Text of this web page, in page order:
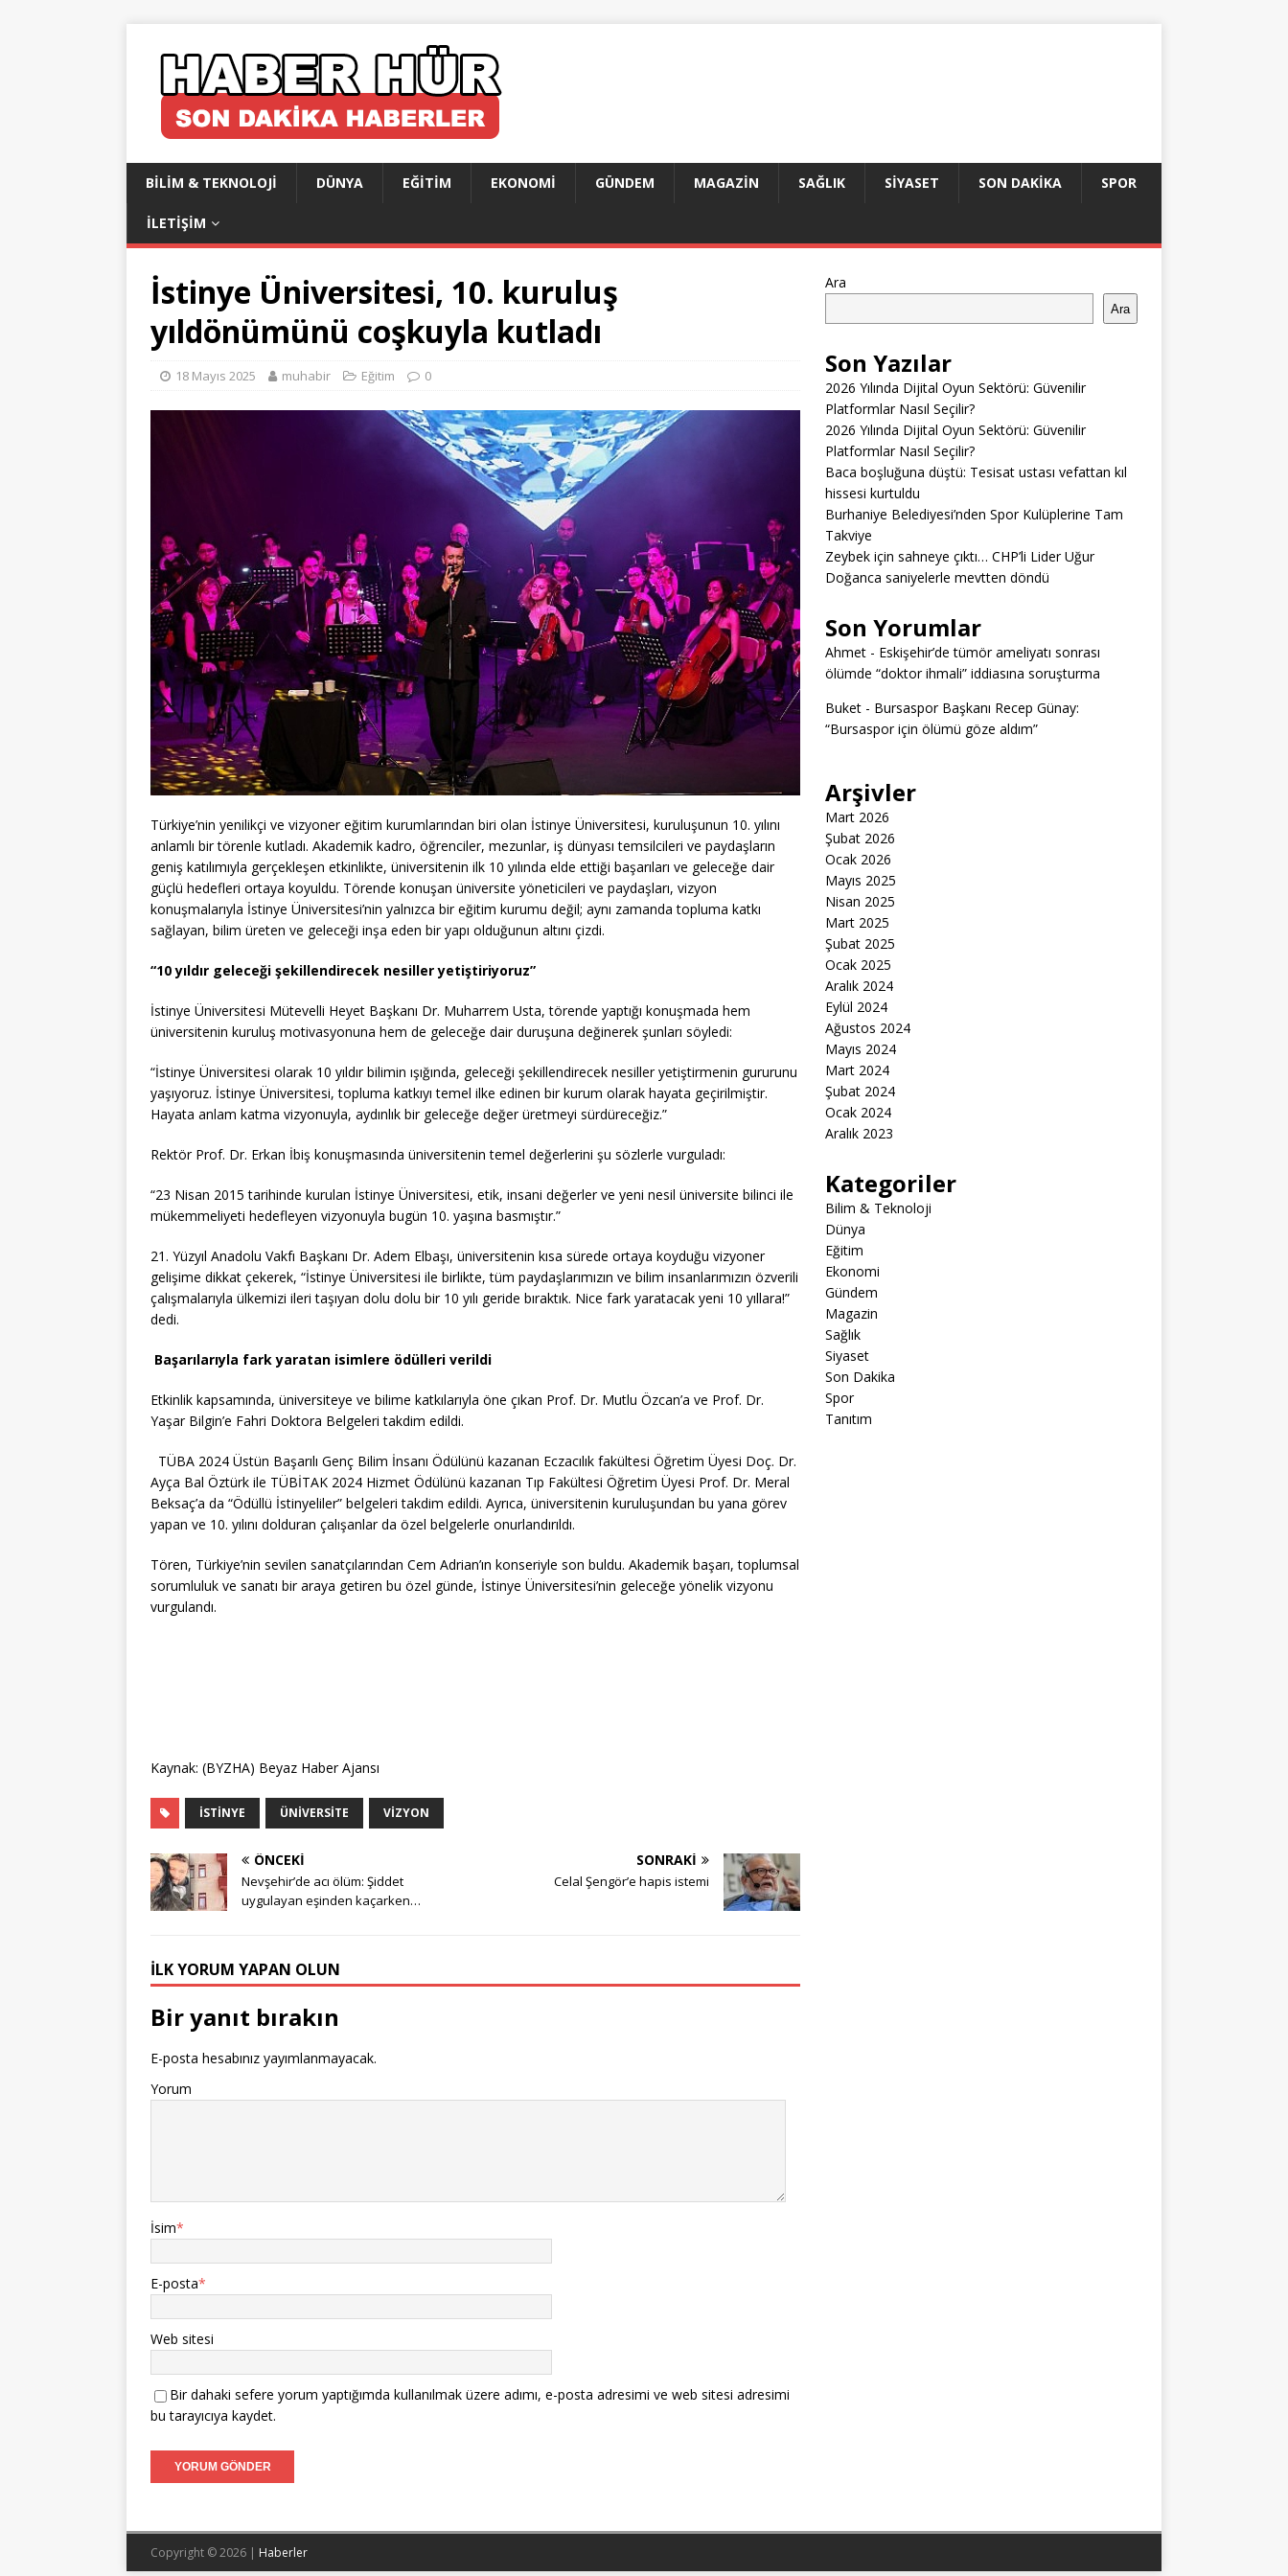
BILIM & TEKNOLOJI DÜNYA EĞITIM EKONOMI GÜNDEM MAGAZIN SAĞLIK SIYASET SON DAKIKA SPOR
İLETIŞIM
İstinye Üniversitesi, 10. kuruluş
yıldönümünü coşkuyla kutladı
18 Mayıs 2025 muhabir Eğitim 0
Türkiye’nin yenilikçi ve vizyoner eğitim kurumlarından biri olan İstinye Üniversitesi, kuruluşunun 10. yılını
anlamlı bir törenle kutladı. Akademik kadro, öğrenciler, mezunlar, iş dünyası temsilcileri ve paydaşların
geniş katılımıyla gerçekleşen etkinlikte, üniversitenin ilk 10 yılında elde ettiği başarıları ve geleceğe dair
güçlü hedefleri ortaya koyuldu. Törende konuşan üniversite yöneticileri ve paydaşları, vizyon
konuşmalarıyla İstinye Üniversitesi’nin yalnızca bir eğitim kurumu değil; aynı zamanda topluma katkı
sağlayan, bilim üreten ve geleceği inşa eden bir yapı olduğunun altını çizdi.
“10 yıldır geleceği şekillendirecek nesiller yetiştiriyoruz”
İstinye Üniversitesi Mütevelli Heyet Başkanı Dr. Muharrem Usta, törende yaptığı konuşmada hem
üniversitenin kuruluş motivasyonuna hem de geleceğe dair duruşuna değinerek şunları söyledi:
“İstinye Üniversitesi olarak 10 yıldır bilimin ışığında, geleceği şekillendirecek nesiller yetiştirmenin gururunu
yaşıyoruz. İstinye Üniversitesi, topluma katkıyı temel ilke edinen bir kurum olarak hayata geçirilmiştir.
Hayata anlam katma vizyonuyla, aydınlık bir geleceğe değer üretmeyi sürdüreceğiz.”
Rektör Prof. Dr. Erkan İbiş konuşmasında üniversitenin temel değerlerini şu sözlerle vurguladı:
“23 Nisan 2015 tarihinde kurulan İstinye Üniversitesi, etik, insani değerler ve yeni nesil üniversite bilinci ile
mükemmeliyeti hedefleyen vizyonuyla bugün 10. yaşına basmıştır.”
21. Yüzyıl Anadolu Vakfı Başkanı Dr. Adem Elbaşı, üniversitenin kısa sürede ortaya koyduğu vizyoner
gelişime dikkat çekerek, “İstinye Üniversitesi ile birlikte, tüm paydaşlarımızın ve bilim insanlarımızın özverili
çalışmalarıyla ülkemizi ileri taşıyan dolu dolu bir 10 yılı geride bıraktık. Nice fark yaratacak yeni 10 yıllara!”
dedi.
Başarılarıyla fark yaratan isimlere ödülleri verildi
Etkinlik kapsamında, üniversiteye ve bilime katkılarıyla öne çıkan Prof. Dr. Mutlu Özcan’a ve Prof. Dr.
Yaşar Bilgin’e Fahri Doktora Belgeleri takdim edildi.
TÜBA 2024 Üstün Başarılı Genç Bilim İnsanı Ödülünü kazanan Eczacılık fakültesi Öğretim Üyesi Doç. Dr.
Ayça Bal Öztürk ile TÜBİTAK 2024 Hizmet Ödülünü kazanan Tıp Fakültesi Öğretim Üyesi Prof. Dr. Meral
Beksaç’a da “Ödüllü İstinyeliler” belgeleri takdim edildi. Ayrıca, üniversitenin kuruluşundan bu yana görev
yapan ve 10. yılını dolduran çalışanlar da özel belgelerle onurlandırıldı.
Tören, Türkiye’nin sevilen sanatçılarından Cem Adrian’ın konseriyle son buldu. Akademik başarı, toplumsal
sorumluluk ve sanatı bir araya getiren bu özel günde, İstinye Üniversitesi’nin geleceğe yönelik vizyonu
vurgulandı.
Kaynak: (BYZHA) Beyaz Haber Ajansı
İSTINYE ÜNIVERSITE VIZYON
ÖNCEKI
Nevşehir’de acı ölüm: Şiddet
uygulayan eşinden kaçarken…
SONRAKI
Celal Şengör’e hapis istemi
İLK YORUM YAPAN OLUN
Bir yanıt bırakın
E-posta hesabınız yayımlanmayacak.
Yorum
İsim*
E-posta*
Web sitesi
Bir dahaki sefere yorum yaptığımda kullanılmak üzere adımı, e-posta adresimi ve web sitesi adresimi
bu tarayıcıya kaydet.
Ara
Ara
Son Yazılar
2026 Yılında Dijital Oyun Sektörü: Güvenilir
Platformlar Nasıl Seçilir?
2026 Yılında Dijital Oyun Sektörü: Güvenilir
Platformlar Nasıl Seçilir?
Baca boşluğuna düştü: Tesisat ustası vefattan kıl
hissesi kurtuldu
Burhaniye Belediyesi’nden Spor Kulüplerine Tam
Takviye
Zeybek için sahneye çıktı… CHP’li Lider Uğur
Doğanca saniyelerle mevtten döndü
Son Yorumlar
Ahmet- Eskişehir’de tümör ameliyatı sonrası
ölümde “doktor ihmali” iddiasına soruşturma
Buket- Bursaspor Başkanı Recep Günay:
“Bursaspor için ölümü göze aldım”
Arşivler
Mart 2026
Şubat 2026
Ocak 2026
Mayıs 2025
Nisan 2025
Mart 2025
Şubat 2025
Ocak 2025
Aralık 2024
Eylül 2024
Ağustos 2024
Mayıs 2024
Mart 2024
Şubat 2024
Ocak 2024
Aralık 2023
Kategoriler
Bilim & Teknoloji
Dünya
Eğitim
Ekonomi
Gündem
Magazin
Sağlık
Siyaset
Son Dakika
Spor
Tanıtım
Copyright © 2026 | Haberler